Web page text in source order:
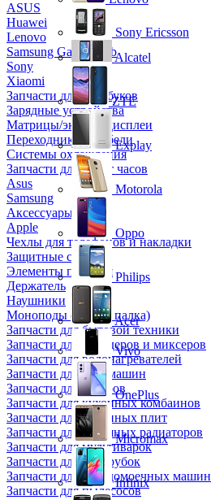
ASUS
Huawei
Lenovo
Samsung Galaxy Tab
Sony
Xiaomi
Запчасти для ноутбуков
Зарядные устройства
Матрицы/экраны/дисплеи
Переходники и кабели
Системы охлаждения
Запчасти для смарт часов
Asus
Samsung
Аксессуары
Apple
Чехлы для телефонов и накладки
Защитные стекла
Элементы питания
Держатель
Наушники
Моноподы (Селфи палка)
Запчасти для бытовой техники
Запчасти для блендеров и миксеров
Запчасти для водонагревателей
Запчасти для кофемашин
Запчасти для кулеров
Запчасти для кухонных комбаинов
Запчасти для кухонных плит
Запчасти для масляных радиаторов
Запчасти для мультиварок
Запчасти для мясорубок
Запчасти для посудомоечных машин
Запчасти для пылесосов
Sony Ericsson
Alcatel
ZTE
Explay
Motorola
Oppo
Philips
Acer
Vivo
OnePlus
Micromax
Infinix